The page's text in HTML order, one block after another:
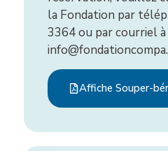
la Fondation par
3364 ou par courriel à
Affiche Souper-